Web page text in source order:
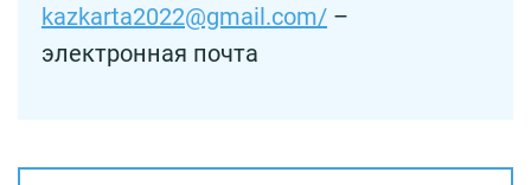
kazkarta2022@gmail.com/ –
электронная почта